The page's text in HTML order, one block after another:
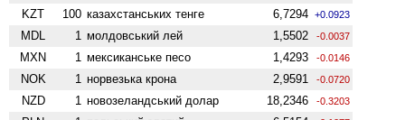
KZT 100 казахстанських тенге 6,7294 +0.0923
MDL 1 молдовський лей 1,5502 -0.0037
MXN 1 мексиканське песо 1,4293 -0.0146
NOK 1 норвезька крона 2,9591 -0.0720
NZD 1 ново­зеландський долар 18,2346 -0.3203